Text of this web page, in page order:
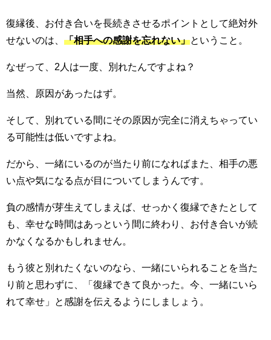
復縁後、お付き合いを長続きさせるポイントとして絶対外
せないのは、 「相手への感謝を忘れない」ということ。
なぜって、2人は一度、別れたんですよね？
当然、原因があったはず。
そして、別れている間にその原因が完全に消えちゃってい
る可能性は低いですよね。
だから、一緒にいるのが当たり前になればまた、相手の悪
い点や気になる点が目についてしまうんです。
負の感情が芽生えてしまえば、せっかく復縁できたとして
も、幸せな時間はあっという間に終わり、お付き合いが続
かなくなるかもしれません。
もう彼と別れたくないのなら、一緒にいられることを当た
り前と思わずに、「復縁できて良かった。今、一緒にいら
れて幸せ」と感謝を伝えるようにしましょう。